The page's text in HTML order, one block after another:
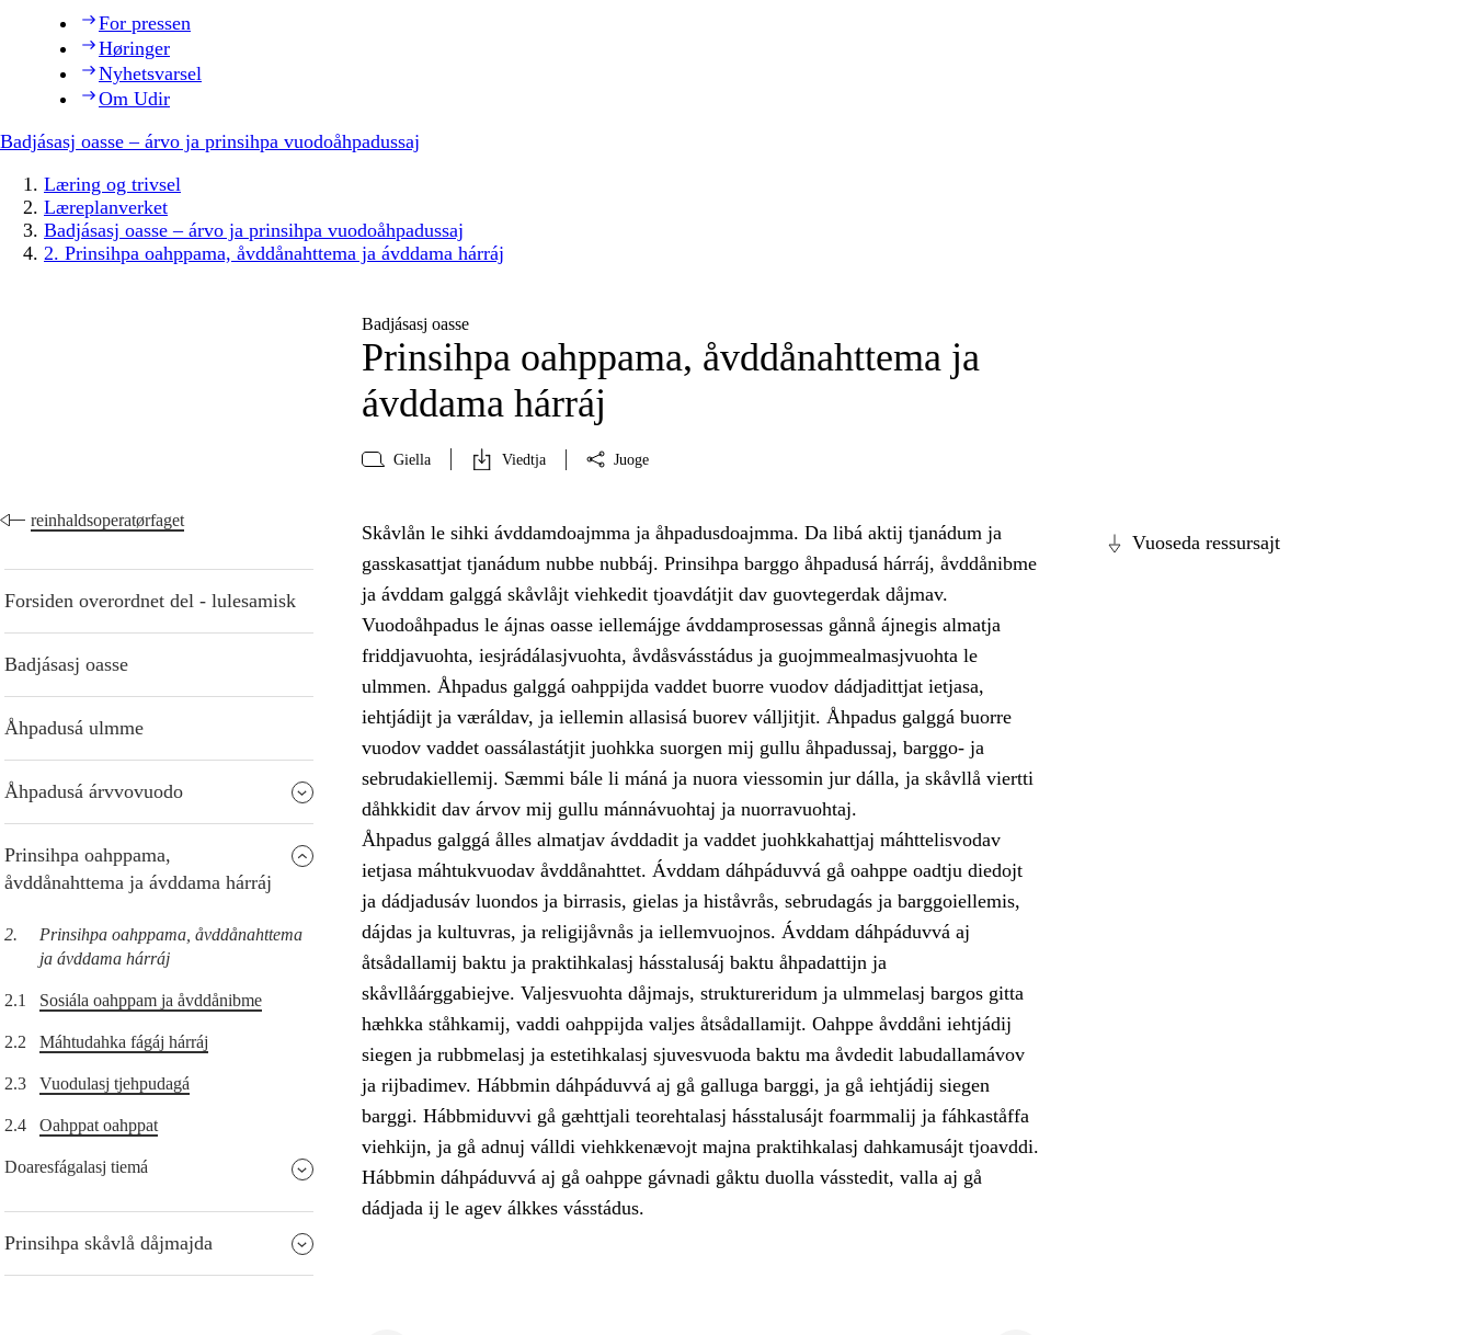
For pressen
Høringer
Nyhetsvarsel
Om Udir
Badjásasj oasse – árvo ja prinsihpa vuodoåhpadussaj
Læring og trivsel
Læreplanverket
Badjásasj oasse – árvo ja prinsihpa vuodoåhpadussaj
2. Prinsihpa oahppama, åvddånahttema ja ávddama hárráj
Badjásasj oasse
Prinsihpa oahppama, åvddånahttema ja
ávddama hárráj
Giella Viedtja Juoge
reinhaldsoperatørfaget
Forsiden overordnet del - lulesamisk
Badjásasj oasse
Åhpadusá ulmme
Åhpadusá árvvovuodo
Prinsihpa oahppama,
åvddånahttema ja ávddama hárráj
2.
Prinsihpa oahppama, åvddånahttema
ja ávddama hárráj
2.1 Sosiála oahppam ja åvddånibme
2.2 Máhtudahka fágáj hárráj
2.3 Vuodulasj tjehpudagá
2.4 Oahppat oahppat
Doaresfágalasj tiemá
Prinsihpa skåvlå dåjmajda
Vuoseda ressursajt
Skåvlån le sihki ávddamdoajmma ja åhpadusdoajmma. Da libá aktij tjanádum ja
gasskasattjat tjanádum nubbe nubbáj. Prinsihpa barggo åhpadusá hárráj, åvddånibme
ja ávddam galggá skåvlåjt viehkedit tjoavdátjit dav guovtegerdak dåjmav.
Vuodoåhpadus le ájnas oasse iellemájge ávddamprosessas gånnå ájnegis almatja
friddjavuohta, iesjrádálasjvuohta, åvdåsvásstádus ja guojmmealmasjvuohta le
ulmmen. Åhpadus galggá oahppijda vaddet buorre vuodov dádjadittjat ietjasa,
iehtjádijt ja væráldav, ja iellemin allasisá buorev válljitjit. Åhpadus galggá buorre
vuodov vaddet oassálastátjit juohkka suorgen mij gullu åhpadussaj, barggo- ja
sebrudakiellemij. Sæmmi bále li máná ja nuora viessomin jur dálla, ja skåvllå viertti
dåhkkidit dav árvov mij gullu mánnávuohtaj ja nuorravuohtaj.
Åhpadus galggá ålles almatjav ávddadit ja vaddet juohkkahattjaj máhttelisvodav
ietjasa máhtukvuodav åvddånahttet. Ávddam dáhpáduvvá gå oahppe oadtju diedojt
ja dádjadusáv luondos ja birrasis, gielas ja histåvrås, sebrudagás ja barggoiellemis,
dájdas ja kultuvras, ja religijåvnås ja iellemvuojnos. Ávddam dáhpáduvvá aj
åtsådallamij baktu ja praktihkalasj hásstalusáj baktu åhpadattijn ja
skåvllåárggabiejve. Valjesvuohta dåjmajs, struktureridum ja ulmmelasj bargos gitta
hæhkka ståhkamij, vaddi oahppijda valjes åtsådallamijt. Oahppe åvddåni iehtjádij
siegen ja rubbmelasj ja estetihkalasj sjuvesvuoda baktu ma åvdedit labudallamávov
ja rijbadimev. Hábbmin dáhpáduvvá aj gå galluga barggi, ja gå iehtjádij siegen
barggi. Hábbmiduvvi gå gæhttjali teorehtalasj hásstalusájt foarmmalij ja fáhkaståffa
viehkijn, ja gå adnuj válldi viehkkenævojt majna praktihkalasj dahkamusájt tjoavddi.
Hábbmin dáhpáduvvá aj gå oahppe gávnadi gåktu duolla vásstedit, valla aj gå
dádjada ij le agev álkkes vásstádus.